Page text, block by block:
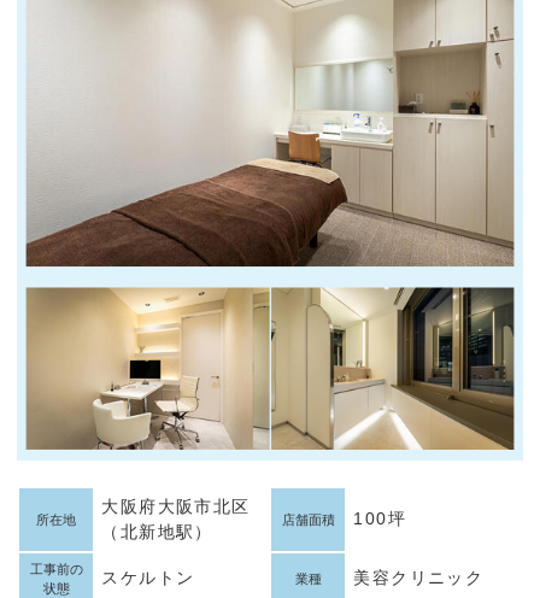
所在地
大阪府大阪市北区
（北新地駅）
店舗面積 100坪
工事前の
状態
スケルトン 業種 美容クリニック